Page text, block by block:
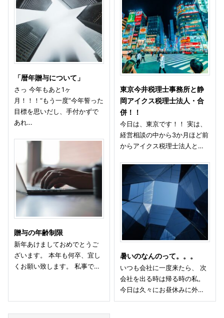
「暦年贈与について」
さっ 今年もあと1ヶ
月！！！“もう一度”今年誓った
目標を思いだし、手付かずで
あれ…
贈与の年齢制限
新年あけましておめでとうご
ざいます。 本年も何卒、宜し
くお願い致します。 私事で…
東京今井税理士事務所と静
岡アイクス税理士法人・合
併！！
今日は、東京です！！ 実は、
経営相談の中から3か月ほど前
からアイクス税理士法人と…
暑いのなんのって。。。
いつも会社に一度来たら、 次
会社を出る時は帰る時の私。
今日は久々にお昼休みに外…